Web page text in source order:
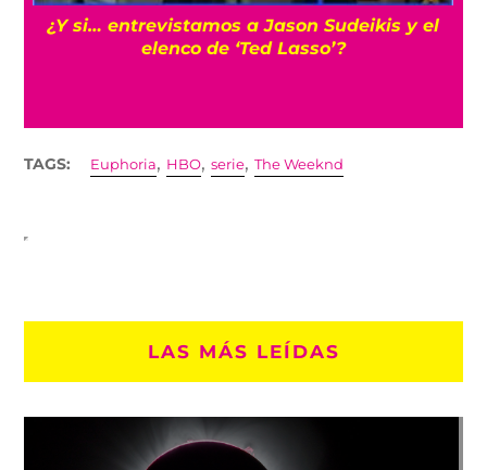
¿Y si… entrevistamos a Jason Sudeikis y el
elenco de ‘Ted Lasso’?
TAGS: Euphoria, HBO,serie,The Weeknd
LAS MÁS LEÍDAS